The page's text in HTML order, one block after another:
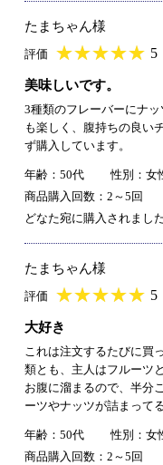
たまちゃん様
評価 ★★★★★
★★★★★ 5
美味しいです。
3種類のフレーバーにナ
も楽しく、腹持ちの良い
ず購入しています。
年齢：50代
性別：女
商品購入回数：2～5回
どなた宛に購入されまし
たまちゃん様
評価 ★★★★★
★★★★★ 5
大好き
これは注文するたびに買
類とも、主人はフルーツ
お腹に溜まるので、半分
ーツやナッツが詰まって
年齢：50代
性別：女
商品購入回数：2～5回